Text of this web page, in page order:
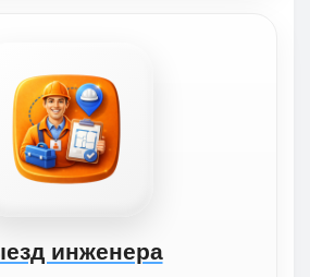
инженера